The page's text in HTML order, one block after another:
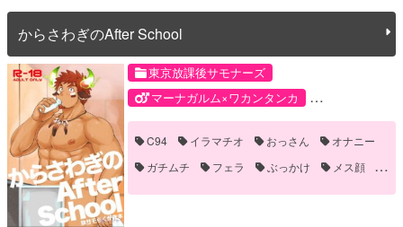
からさわぎのAfter School
東京放課後サモナーズ
マーナガルム×ワカンタンカ
モブ×ワカンタンカ
主5×ホロケウカムイ
グンゾウ
ホウゲン
ホロケウカムイ
マーナガルム
マーマン(木
C94 イラマチオ おっさん
オナニー
ガチムチ
フェラ ぶっかけ
メス顔
乳首責め
二本挿入 手コキ
異種姦